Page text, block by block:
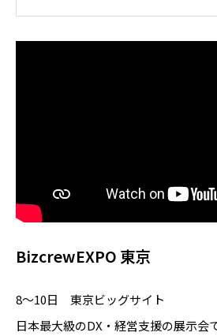
BizcrewEXPO 東京
8～10日 東京ビッグサイト
日本最大級のDX・経営支援の展示会